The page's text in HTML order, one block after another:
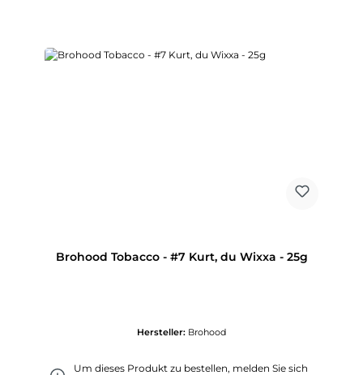
Brohood Tobacco - #7 Kurt, du Wixxa - 25g
Hersteller: Brohood
Um dieses Produkt zu bestellen, melden Sie sich